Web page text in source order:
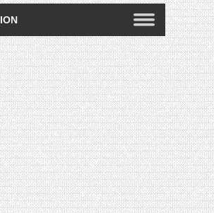
: LES MY LITTLE &
BOX DU MOIS D’AVRIL 2024
POIDS SANTÉ #67 : L’AVIS
CE N’EST QUE LA VIE DES
: LES MY LITTLE &
BOX DES MOIS DE FÉVRIER ET
FEAT. AKILA
SÉLECTION DU MOIS
#34 : IDÉES
RISOTTO